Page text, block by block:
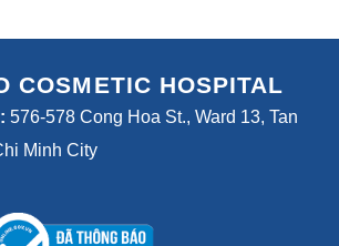
COSMETIC HOSPITAL
576-578 Cong Hoa St., Ward 13, Tan
Minh City